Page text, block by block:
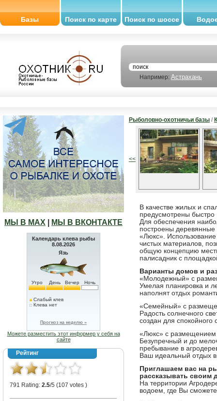
Базы Поиск по карте Поиск по шоссе
Например: Астрахань
МЫ В МАХ МЫ В ВКОНТАКТЕ
Календарь клева рыбы
8.08.2026
Язь
Утро День Вечер Ночь
Слабый клев
Клева нет
Прогноз на неделю »
Можете разместить этот информер у себя на
сайте
Рейтинг
791 Rating: 2.5/5 (107 votes )
Рыболовно-охотничьи базы /
<<
В качестве жилых и
предусмотрены быстро
Для обеспечения
построены
«Люкс». Использование
чистых материалов,
общую концепцию
палисадник с
Варианты домов и
«Молодежный» с
Умелая планировка и
наполнят отдых
«Семейный» с
Радость солнечного
создан для
«Люкс» с размещением
Безупречный и до
пребывание в
Ваш идеальный отдых в
Приглашаем вас на
рассказывать своим
На территории
водоем, где Вы